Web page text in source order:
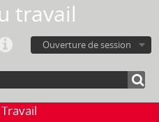
travail
Ouverture de session